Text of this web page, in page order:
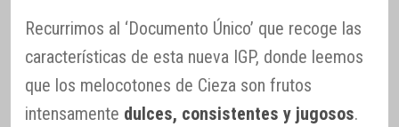
Recurrimos al ‘Documento Único’ que recoge las
características de esta nueva IGP, donde leemos
que los melocotones de Cieza son frutos
intensamente dulces, consistentes y jugosos.